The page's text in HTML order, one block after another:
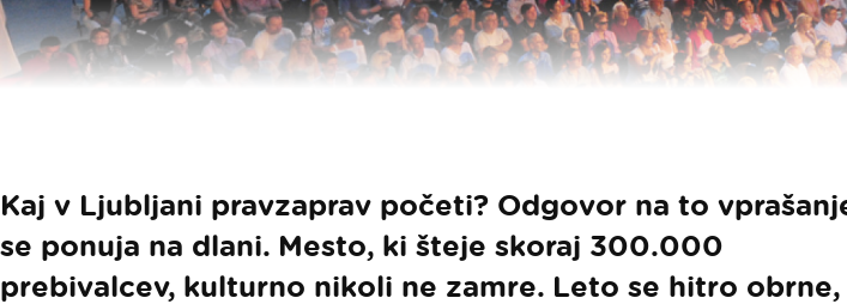
Kaj v Ljubljani pravzaprav početi? Odgovor na to
se ponuja na dlani. Mesto, ki šteje skoraj 300.000
prebivalcev, kulturno nikoli ne zamre. Leto se hitro obrne,